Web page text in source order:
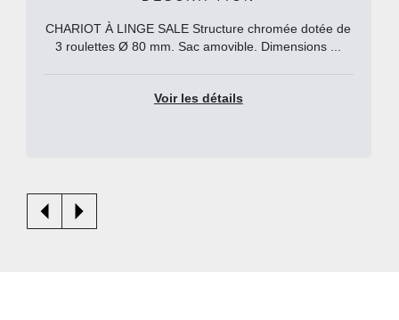
CHARIOT À LINGE SALE Structure chromée dotée de
3 roulettes Ø 80 mm. Sac amovible. Dimensions ...
Voir les détails